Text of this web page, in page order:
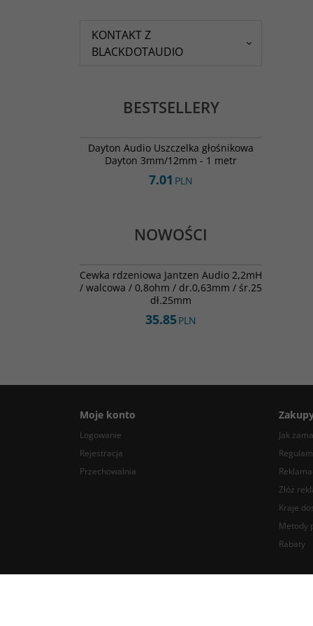
KONTAKT Z
BLACKDOTAUDIO
BESTSELLERY
BESTSELLER
Dayton Audio Uszczelka głośnikowa
Dayton 3mm/12mm - 1 metr
7.01 PLN
NOWOŚCI
NOWOŚĆ
Cewka rdzeniowa Jantzen Audio 2,2mH
/ walcowa / 0,8ohm / dr.0,63mm / śr.25
dł.25mm
35.85PLN
Moje konto
Logowanie
Rejestracja
Przechowalnia
Jak
Złóż
Kraje
Metody
Rabaty